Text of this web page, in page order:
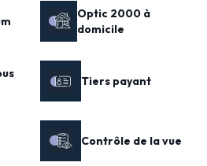
Optic 2000 à
domicile
Tiers payant
Contrôle de la vue